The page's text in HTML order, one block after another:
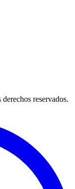
derechos reservados.